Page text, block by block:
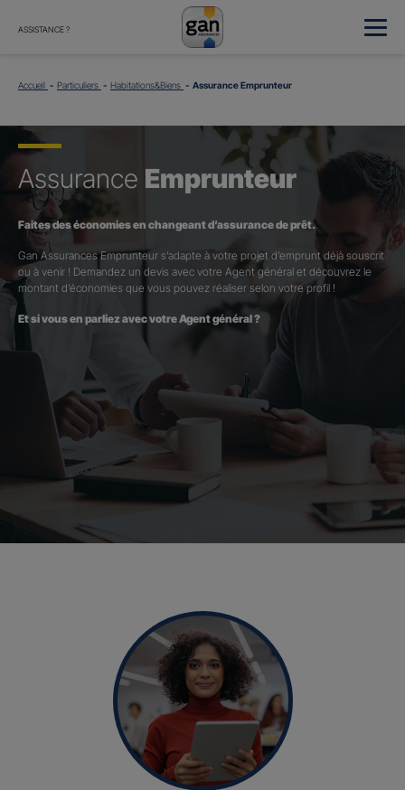
ASSISTANCE ?
Accueil Particuliers Habitations&Biens Assurance Emprunteur
Assurance Emprunteur
Faites des économies en changeant d’assurance de prêt.
Gan Assurances Emprunteur s’adapte à votre projet d’emprunt déjà souscrit
ou à venir ! Demandez un devis avec votre Agent général et découvrez le
montant d’économies que vous pouvez réaliser selon votre profil !
Et si vous en parliez avec votre Agent général ?